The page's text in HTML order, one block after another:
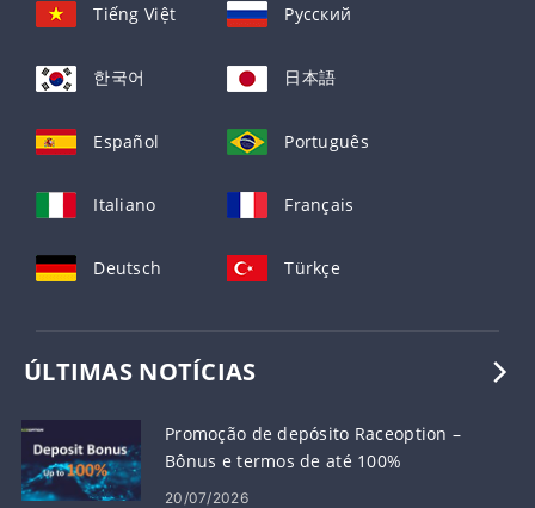
Tiếng Việt Русский
한국어 日本語
Español Português
Italiano Français
Deutsch Türkçe
ÚLTIMAS NOTÍCIAS
Promoção de depósito Raceoption –
Bônus e termos de até 100%
20/07/2026